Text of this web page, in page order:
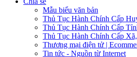
Mẫu biểu văn bản
Thủ Tục Hành Chính Cấp
Thủ Tục Hành Chính Cấp
Thủ Tục Hành Chính Cấp
Thương mại điện tử |
Tin tức - Nguồn từ Internet